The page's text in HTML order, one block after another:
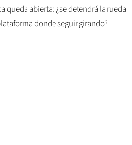
queda abierta: ¿se detendrá la rueda
donde seguir girando?